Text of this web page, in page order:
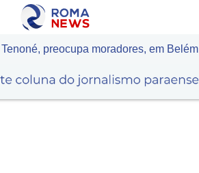
preocupa moradores, em Belém